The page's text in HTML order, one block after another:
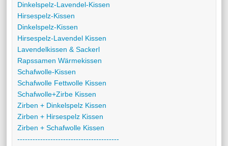
Dinkelspelz-Lavendel-Kissen
Hirsespelz-Kissen
Dinkelspelz-Kissen
Hirsespelz-Lavendel Kissen
Lavendelkissen & Sackerl
Rapssamen Wärmekissen
Schafwolle-Kissen
Schafwolle Fettwolle Kissen
Schafwolle+Zirbe Kissen
Zirben + Dinkelspelz Kissen
Zirben + Hirsespelz Kissen
Zirben + Schafwolle Kissen
----------------------------------------